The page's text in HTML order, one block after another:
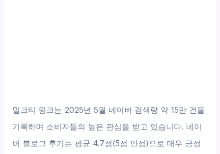
밀크티 윙크는 2025년 5월 네이버 검색량 약 15만 건을
기록하며 소비자들의 높은 관심을 받고 있습니다. 네이
버 블로그 후기는 평균 4.7점(5점 만점)으로 매우 긍정